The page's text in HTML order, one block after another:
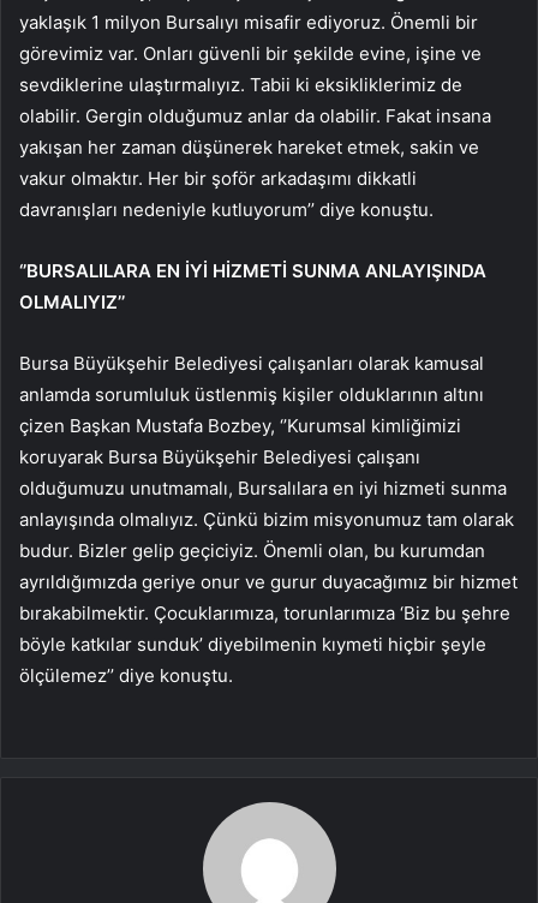
yaklaşık 1 milyon Bursalıyı misafir ediyoruz. Önemli bir
görevimiz var. Onları güvenli bir şekilde evine, işine ve
sevdiklerine ulaştırmalıyız. Tabii ki eksikliklerimiz de
olabilir. Gergin olduğumuz anlar da olabilir. Fakat insana
yakışan her zaman düşünerek hareket etmek, sakin ve
vakur olmaktır. Her bir şoför arkadaşımı dikkatli
davranışları nedeniyle kutluyorum’’ diye konuştu.
‘’BURSALILARA EN İYİ HİZMETİ SUNMA ANLAYIŞINDA
OLMALIYIZ’’
Bursa Büyükşehir Belediyesi çalışanları olarak kamusal
anlamda sorumluluk üstlenmiş kişiler olduklarının altını
çizen Başkan Mustafa Bozbey, ‘’Kurumsal kimliğimizi
koruyarak Bursa Büyükşehir Belediyesi çalışanı
olduğumuzu unutmamalı, Bursalılara en iyi hizmeti sunma
anlayışında olmalıyız. Çünkü bizim misyonumuz tam olarak
budur. Bizler gelip geçiciyiz. Önemli olan, bu kurumdan
ayrıldığımızda geriye onur ve gurur duyacağımız bir hizmet
bırakabilmektir. Çocuklarımıza, torunlarımıza ‘Biz bu şehre
böyle katkılar sunduk’ diyebilmenin kıymeti hiçbir şeyle
ölçülemez’’ diye konuştu.